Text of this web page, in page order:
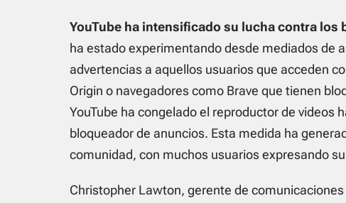
YouTube ha intensificado su lucha contra los
ha estado experimentando desde mediados de
advertencias a aquellos usuarios que acceden
Origin o navegadores como Brave que tienen
YouTube ha congelado el reproductor de videos
bloqueador de anuncios. Esta medida ha
comunidad, con muchos usuarios expresando
Christopher Lawton, gerente de comunicaciones